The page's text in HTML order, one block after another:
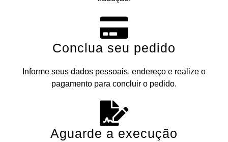
Conclua seu pedido
Informe seus dados pessoais, endereço e realize o
pagamento para concluir o pedido.
Aguarde a execução